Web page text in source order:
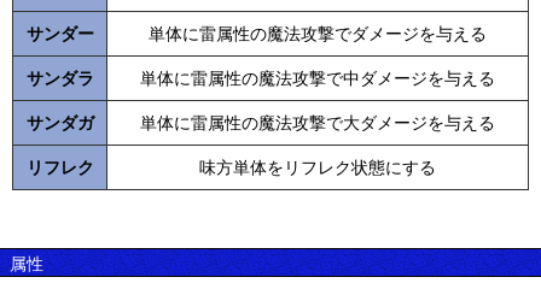
サンダー 単体に雷属性の魔法攻撃でダメージを与える
サンダラ 単体に雷属性の魔法攻撃で中ダメージを与える
サンダガ 単体に雷属性の魔法攻撃で大ダメージを与える
リフレク 味方単体をリフレク状態にする
属性